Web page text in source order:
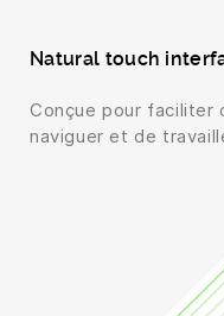
Natural touch
Conçue pour faciliter
naviguer et de